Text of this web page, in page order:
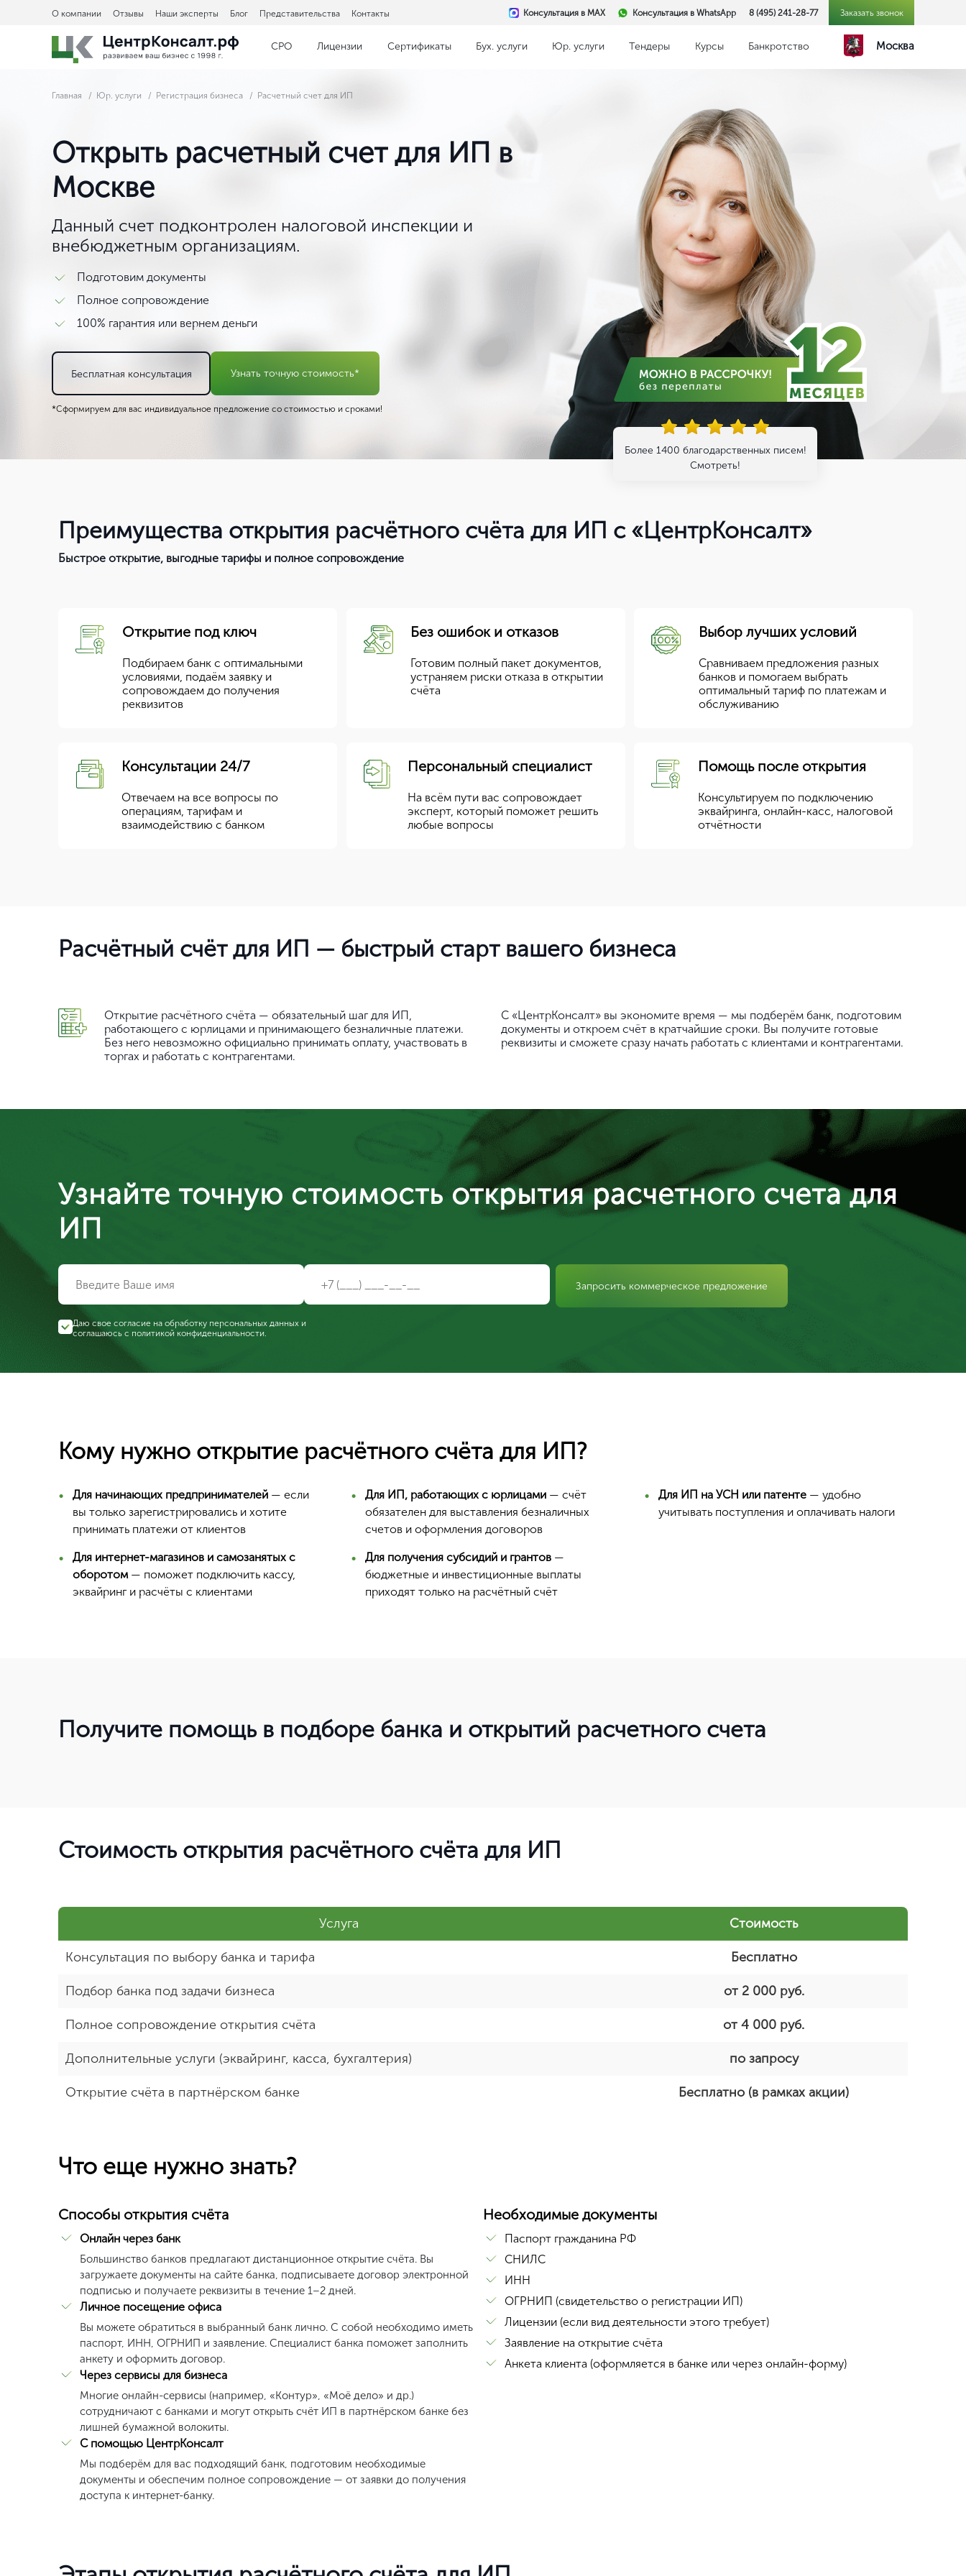
О компании Отзывы Наши эксперты Блог Представительства Контакты Консультация в MAX Консультация в WhatsApp 8 (495) 241-28-77 Заказать звонок
СРО Лицензии Сертификаты Бух. услуги Юр. услуги Тендеры Курсы Банкротство Москва
Главная Юр. услуги Регистрация бизнеса Расчетный счет для ИП
Открыть расчетный счет для ИП в
Москве
Данный счет подконтролен налоговой инспекции и
внебюджетным организациям.
Подготовим документы
Полное сопровождение
100% гарантия или вернем деньги
Бесплатная консультация Узнать точную стоимость*
*Сформируем для вас индивидуальное предложение со стоимостью и сроками!
Более 1400 благодарственных писем!
Смотреть!
Преимущества открытия расчётного счёта для ИП с «ЦентрКонсалт»
Быстрое открытие, выгодные тарифы и полное сопровождение
Открытие под ключ
Подбираем банк с оптимальными
условиями, подаём заявку и
сопровождаем до получения
реквизитов
Без ошибок и отказов
Готовим полный пакет документов,
устраняем риски отказа в открытии
счёта
Выбор лучших условий
Сравниваем предложения разных
банков и помогаем выбрать
оптимальный тариф по платежам и
обслуживанию
Консультации 24/7
Отвечаем на все вопросы по
операциям, тарифам и
взаимодействию с банком
Персональный специалист
На всём пути вас сопровождает
эксперт, который поможет решить
любые вопросы
Помощь после открытия
Консультируем по подключению
эквайринга, онлайн-касс, налоговой
отчётности
Расчётный счёт для ИП — быстрый старт вашего бизнеса
Открытие расчётного счёта — обязательный шаг для ИП,
работающего с юрлицами и принимающего безналичные платежи.
Без него невозможно официально принимать оплату, участвовать в
торгах и работать с контрагентами.
С «ЦентрКонсалт» вы экономите время — мы подберём банк, подготовим
документы и откроем счёт в кратчайшие сроки. Вы получите готовые
реквизиты и сможете сразу начать работать с клиентами и контрагентами.
Узнайте точную стоимость открытия расчетного счета для
ИП
Запросить коммерческое предложение
Даю свое согласие на обработку персональных данных и
соглашаюсь с политикой конфиденциальности.
Кому нужно открытие расчётного счёта для ИП?
Для начинающих предпринимателей — если
вы только зарегистрировались и хотите
принимать платежи от клиентов
Для ИП, работающих с юрлицами — счёт
обязателен для выставления безналичных
счетов и оформления договоров
Для ИП на УСН или патенте— удобно
учитывать поступления и оплачивать налоги
Для интернет-магазинов и самозанятых с
оборотом— поможет подключить кассу,
эквайринг и расчёты с клиентами
Для получения субсидий и грантов —
бюджетные и инвестиционные выплаты
приходят только на расчётный счёт
Получите помощь в подборе банка и открытий расчетного счета
Стоимость открытия расчётного счёта для ИП
Консультация по выбору банка и тарифа
Подбор банка под задачи бизнеса
Полное сопровождение открытия счёта
Дополнительные услуги (эквайринг, касса, бухгалтерия)
Ваш город Москва?
Да, верно